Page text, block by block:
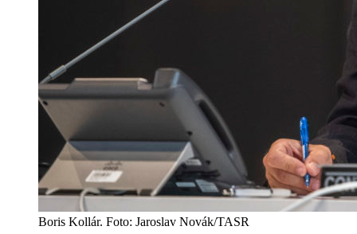
Boris Kollár. Foto: Jaroslav Novák/TASR